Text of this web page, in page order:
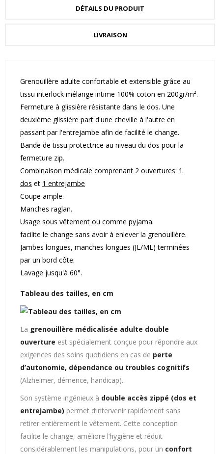
DÉTAILS DU PRODUIT
LIVRAISON
Grenouillère adulte confortable et extensible grâce au
tissu interlock mélange intime 100% coton en 200gr/m².
Fermeture à glissière résistante dans le dos. Une
deuxième glissière part d'une cheville à l'autre en
passant par l'entrejambe afin de facilité le change.
Bande de tissu protectrice au niveau du dos pour la
fermeture zip.
Combinaison médicale comprenant 2 ouvertures: 1
dos et 1 entrejambe
Coupe ample.
Manches raglan.
Usage sous vêtement ou comme pyjama.
facilite le change sans avoir à enlever la grenouillère.
Jambes longues, manches longues (JL/ML) terminées
par un bord côte.
Lavage jusqu'à 60°.
Tableau des tailles, en cm
La grenouillère médicalisée adulte double
ouverture est spécialement conçue pour répondre aux
exigences des soins quotidiens en cas de perte
d’autonomie, dépendance ou troubles cognitifs
(Alzheimer, démence, handicap).
Son système ingénieux à double accès zippé (dos et
entrejambe) permet d’intervenir rapidement sans
retirer entièrement le vêtement. Cette conception
facilite le change, améliore l’hygiène et réduit
considérablement les manipulations, pour un confort